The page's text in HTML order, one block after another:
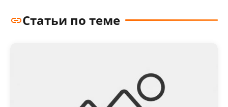
Статьи по теме